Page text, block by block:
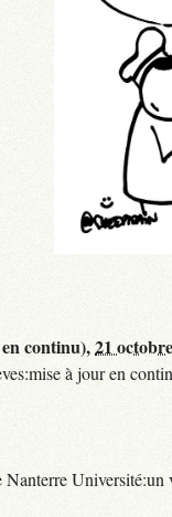
continu),21
à jour en
Université:un